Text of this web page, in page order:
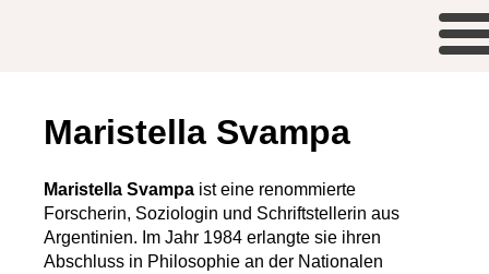
Maristella Svampa
Maristella Svampa ist eine renommierte
Forscherin, Soziologin und Schriftstellerin aus
Argentinien. Im Jahr 1984 erlangte sie ihren
Abschluss in Philosophie an der Nationalen